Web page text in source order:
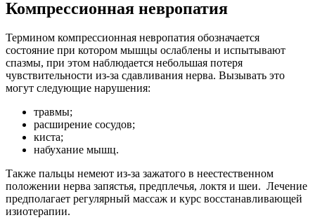
Компрессионная невропатия
Термином компрессионная невропатия обозначается
состояние при котором мышцы ослаблены и испытывают
спазмы, при этом наблюдается небольшая потеря
чувствительности из-за сдавливания нерва. Вызывать это
могут следующие нарушения:
травмы;
расширение сосудов;
киста;
набухание мышц.
Также пальцы немеют из-за зажатого в неестественном
положении нерва запястья, предплечья, локтя и шеи. Лечение
предполагает регулярный массаж и курс восстанавливающей
изиотерапии.